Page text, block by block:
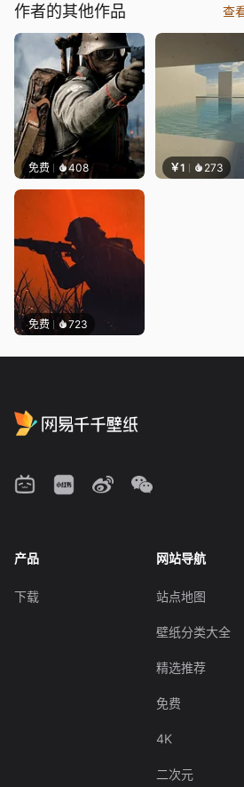
作者的其他作品 查
免费 408 ￥1 273
免费 723
产品
下载
网站导航
站点地图
壁纸分类大全
精选推荐
免费
4K
二次元